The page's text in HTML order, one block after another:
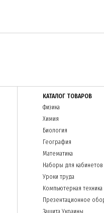
КАТАЛОГ ТОВАРОВ
Физика
Химия
Биология
География
Математика
Наборы для кабинетов
Уроки труда
Компьютерная техника
Презентационное